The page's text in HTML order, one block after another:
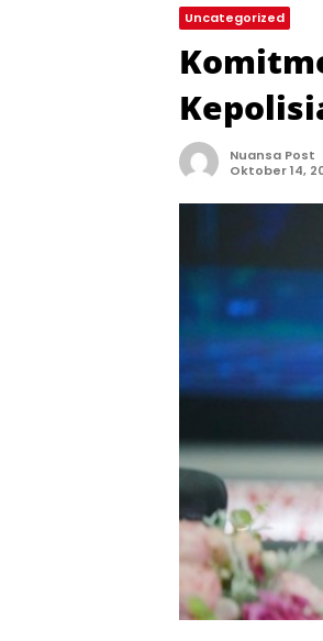
Uncategorized
Nuansa Post
Oktober 14,